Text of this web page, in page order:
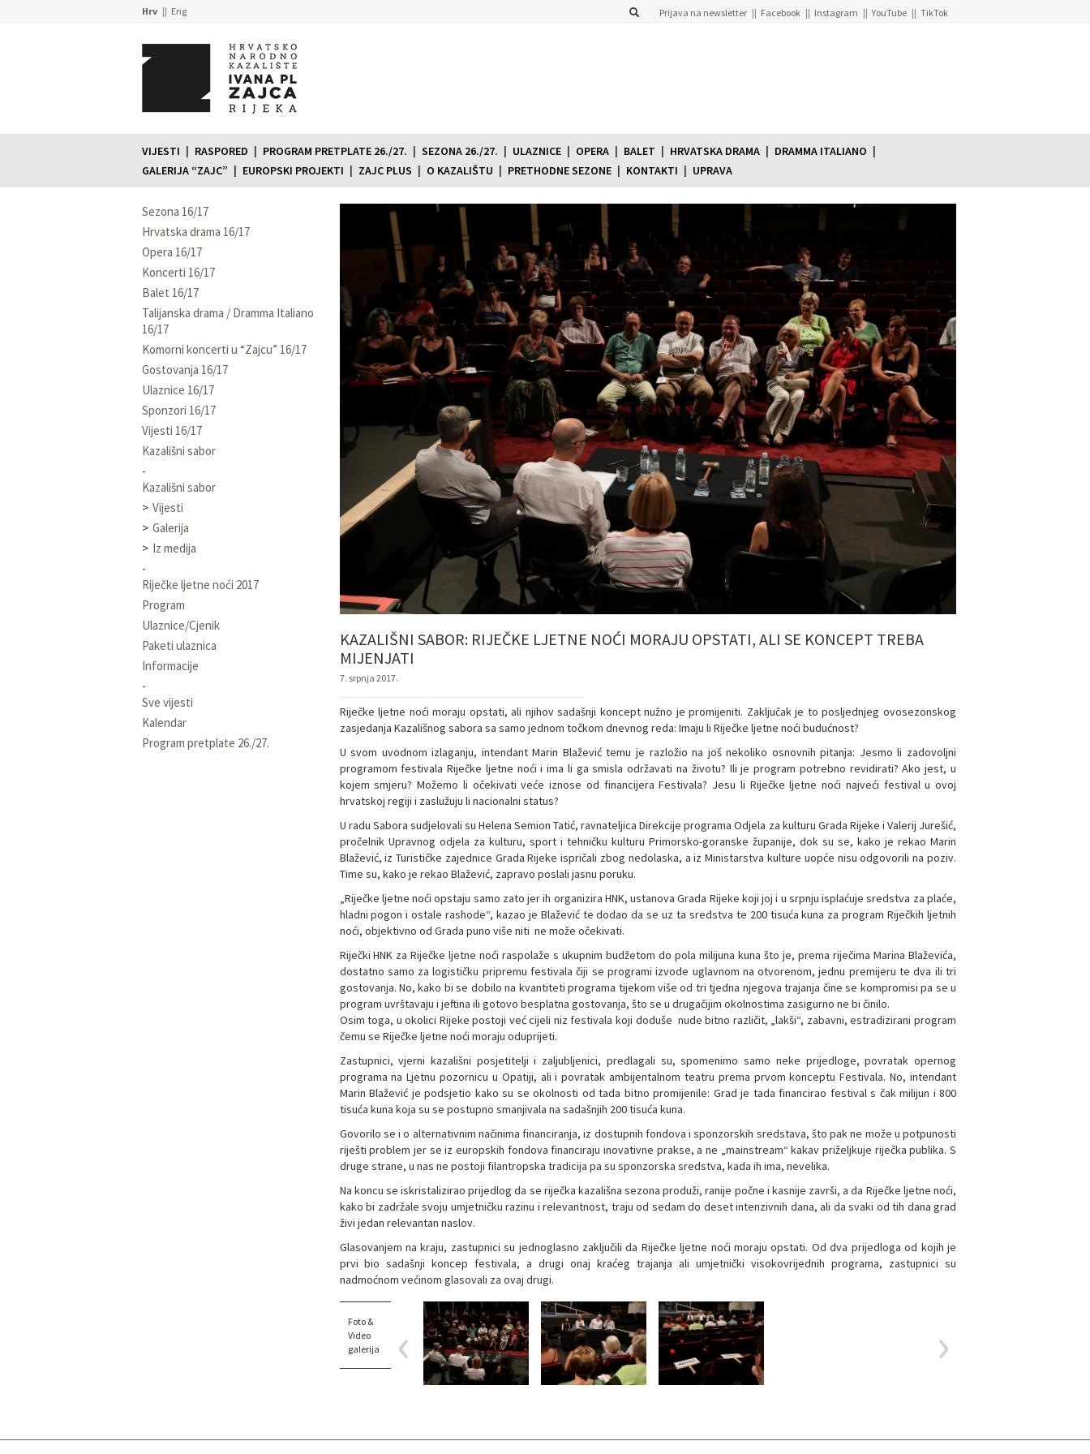
Hrv Eng Prijava na newsletter Facebook Instagram YouTube TikTok
VIJESTI RASPORED PROGRAM PRETPLATE 26./27. SEZONA 26./27. ULAZNICE OPERA BALET HRVATSKA DRAMA
DRAMMA ITALIANO
GALERIJA “ZAJC”
EUROPSKI PROJEKTI ZAJC PLUS O KAZALIŠTU PRETHODNE SEZONE KONTAKTI UPRAVA
Sezona 16/17
Hrvatska drama 16/17
Opera 16/17
Koncerti 16/17
Balet 16/17
Talijanska drama / Dramma Italiano
16/17
Komorni koncerti u “Zajcu” 16/17
Gostovanja 16/17
Ulaznice 16/17
Sponzori 16/17
Vijesti 16/17
Kazališni sabor
Kazališni sabor
Vijesti
Galerija
Iz medija
Riječke ljetne noći 2017
Program
Ulaznice/Cjenik
Paketi ulaznica
Informacije
Sve vijesti
Kalendar
Program pretplate 26./27.
KAZALIŠNI SABOR: RIJEČKE LJETNE NOĆI MORAJU OPSTATI, ALI SE KONCEPT TREBA
MIJENJATI
7. srpnja 2017.
Riječke ljetne noći moraju opstati, ali njihov sadašnji koncept nužno je promijeniti. Zaključak je to posljednjeg ovosezonskog
zasjedanja Kazališnog sabora sa samo jednom točkom dnevnog reda: Imaju li Riječke ljetne noći budućnost?
U svom uvodnom izlaganju, intendant Marin Blažević temu je razložio na još nekoliko osnovnih pitanja: Jesmo li zadovoljni
programom festivala Riječke ljetne noći i ima li ga smisla održavati na životu? Ili je program potrebno revidirati? Ako jest, u
kojem smjeru? Možemo li očekivati veće iznose od financijera Festivala? Jesu li Riječke ljetne noći najveći festival u ovoj
hrvatskoj regiji i zaslužuju li nacionalni status?
U radu Sabora sudjelovali su Helena Semion Tatić, ravnateljica Direkcije programa Odjela za kulturu Grada Rijeke i Valerij Jurešić,
pročelnik Upravnog odjela za kulturu, sport i tehničku kulturu Primorsko-goranske županije, dok su se, kako je rekao Marin
Blažević, iz Turističke zajednice Grada Rijeke ispričali zbog nedolaska, a iz Ministarstva kulture uopće nisu odgovorili na poziv.
Time su, kako je rekao Blažević, zapravo poslali jasnu poruku.
„Riječke ljetne noći opstaju samo zato jer ih organizira HNK, ustanova Grada Rijeke koji joj i u srpnju isplaćuje sredstva za plaće,
hladni pogon i ostale rashode“, kazao je Blažević te dodao da se uz ta sredstva te 200 tisuća kuna za program Riječkih ljetnih
noći, objektivno od Grada puno više niti ne može očekivati.
Riječki HNK za Riječke ljetne noći raspolaže s ukupnim budžetom do pola milijuna kuna što je, prema riječima Marina Blaževića,
dostatno samo za logističku pripremu festivala čiji se programi izvode uglavnom na otvorenom, jednu premijeru te dva ili tri
gostovanja. No, kako bi se dobilo na kvantiteti programa tijekom više od tri tjedna njegova trajanja čine se kompromisi pa se u
program uvrštavaju i jeftina ili gotovo besplatna gostovanja, što se u drugačijim okolnostima zasigurno ne bi činilo.
Osim toga, u okolici Rijeke postoji već cijeli niz festivala koji doduše nude bitno različit, „lakši“, zabavni, estradizirani program
čemu se Riječke ljetne noći moraju oduprijeti.
Zastupnici, vjerni kazališni posjetitelji i zaljubljenici, predlagali su, spomenimo samo neke prijedloge, povratak opernog
programa na Ljetnu pozornicu u Opatiji, ali i povratak ambijentalnom teatru prema prvom konceptu Festivala. No, intendant
Marin Blažević je podsjetio kako su se okolnosti od tada bitno promijenile: Grad je tada financirao festival s čak milijun i 800
tisuća kuna koja su se postupno smanjivala na sadašnjih 200 tisuća kuna.
Govorilo se i o alternativnim načinima financiranja, iz dostupnih fondova i sponzorskih sredstava, što pak ne može u potpunosti
riješti problem jer se iz europskih fondova financiraju inovativne prakse, a ne „mainstream“ kakav priželjkuje riječka publika. S
druge strane, u nas ne postoji filantropska tradicija pa su sponzorska sredstva, kada ih ima, nevelika.
Na koncu se iskristalizirao prijedlog da se riječka kazališna sezona produži, ranije počne i kasnije završi, a da Riječke ljetne noći,
kako bi zadržale svoju umjetničku razinu i relevantnost, traju od sedam do deset intenzivnih dana, ali da svaki od tih dana grad
živi jedan relevantan naslov.
Glasovanjem na kraju, zastupnici su jednoglasno zaključili da Riječke ljetne noći moraju opstati. Od dva prijedloga od kojih je
prvi bio sadašnji koncep festivala, a drugi onaj kraćeg trajanja ali umjetnički visokovrijednih programa, zastupnici su
nadmoćnom većinom glasovali za ovaj drugi.
Foto &
Video
galerija